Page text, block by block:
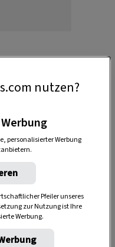
(1 l und 1⁄2 l)
nutzen?
personalisierter Werbung
Pfeiler unseres
zur Nutzung ist Ihre
Werbung.